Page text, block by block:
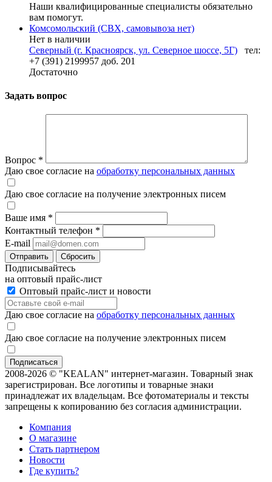
Наши квалифицированные специалисты обязательно
вам помогут.
Комсомольский (СВХ, самовывоза нет)
Нет в наличии
Северный (г. Красноярск, ул. Северное шоссе, 5Г)
тел:
+7 (391) 2199957 доб. 201
Достаточно
Задать вопрос
Вопрос *
Даю свое согласие на обработку персональных данных
Даю свое согласие на получение электронных писем
Ваше имя *
Контактный телефон *
E-mail
Отправить Сбросить
Подписывайтесь
на оптовый прайс-лист
Оптовый прайс-лист и новости
Даю свое согласие на обработку персональных данных
Даю свое согласие на получение электронных писем
2008-2026 © "KEALAN" интернет-магазин. Товарный знак
зарегистрирован. Все логотипы и товарные знаки
принадлежат их владельцам. Все фотоматериалы и тексты
запрещены к копированию без согласия администрации.
Компания
О магазине
Стать партнером
Новости
Где купить?